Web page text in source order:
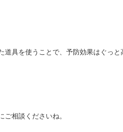
具を使うことで、予防効果はぐっと
相談くださいね。